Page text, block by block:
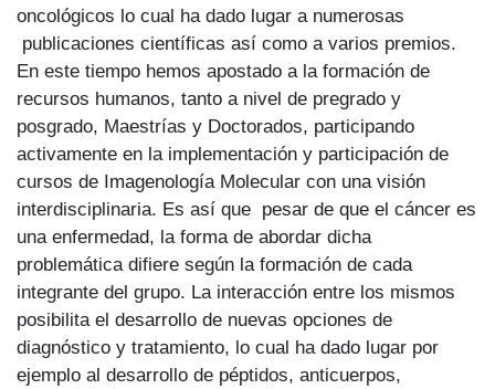
oncológicos lo cual ha dado lugar a numerosas
publicaciones científicas así como a varios premios.
En este tiempo hemos apostado a la formación de
recursos humanos, tanto a nivel de pregrado y
posgrado, Maestrías y Doctorados, participando
activamente en la implementación y participación de
cursos de Imagenología Molecular con una visión
interdisciplinaria. Es así que pesar de que el cáncer es
una enfermedad, la forma de abordar dicha
problemática difiere según la formación de cada
integrante del grupo. La interacción entre los mismos
posibilita el desarrollo de nuevas opciones de
diagnóstico y tratamiento, lo cual ha dado lugar por
ejemplo al desarrollo de péptidos, anticuerpos,